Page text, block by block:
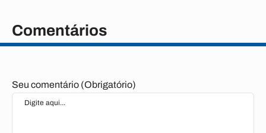
Comentários
Seu comentário (Obrigatório)